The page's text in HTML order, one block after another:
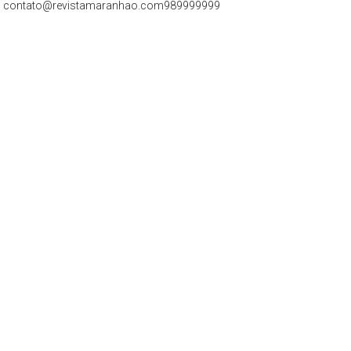
contato@revistamaranhao.com989999999